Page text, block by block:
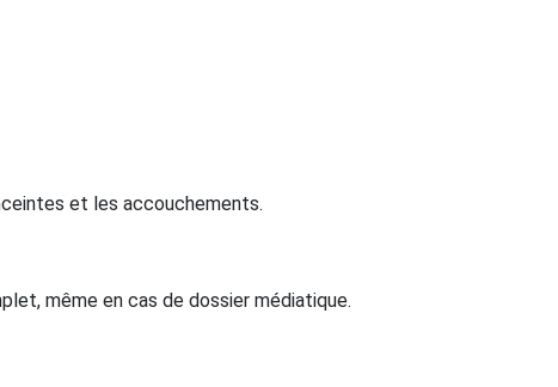
et les accouchements.
même en cas de dossier médiatique.